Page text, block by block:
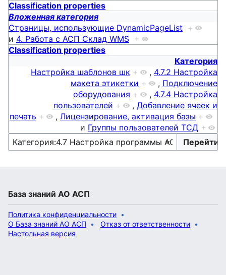
Classification properties
Вложенная категория
Страницы, использующие DynamicPageList +
и 4. Работа с АСП Склад WMS +
Classification properties
Категория
Настройка шаблонов шк + , 4.7.2 Настройка
макета этикетки + , Подключение
оборудования + , 4.7.4 Настройка
пользователей + , Добавление ячеек и
печать + , Лицензирование, активация базы +
и Группы пользователей ТСД +
База знаний АО АСП
Политика конфиденциальности
О База знаний АО АСП
Отказ от ответственности
Настольная версия